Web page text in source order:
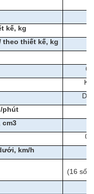
kế, kg
theo thiết kế, kg
phút
cm3
km/h
(16 số